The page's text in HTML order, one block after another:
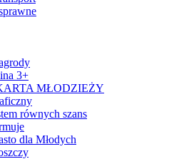
3+
MŁODZIEŻY
równych szans
dla Młodych